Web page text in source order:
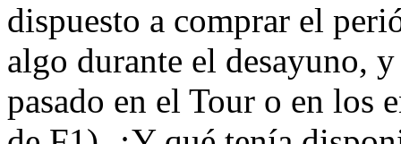
dispuesto a comprar el
algo durante el desayuno,
pasado en el Tour o en los